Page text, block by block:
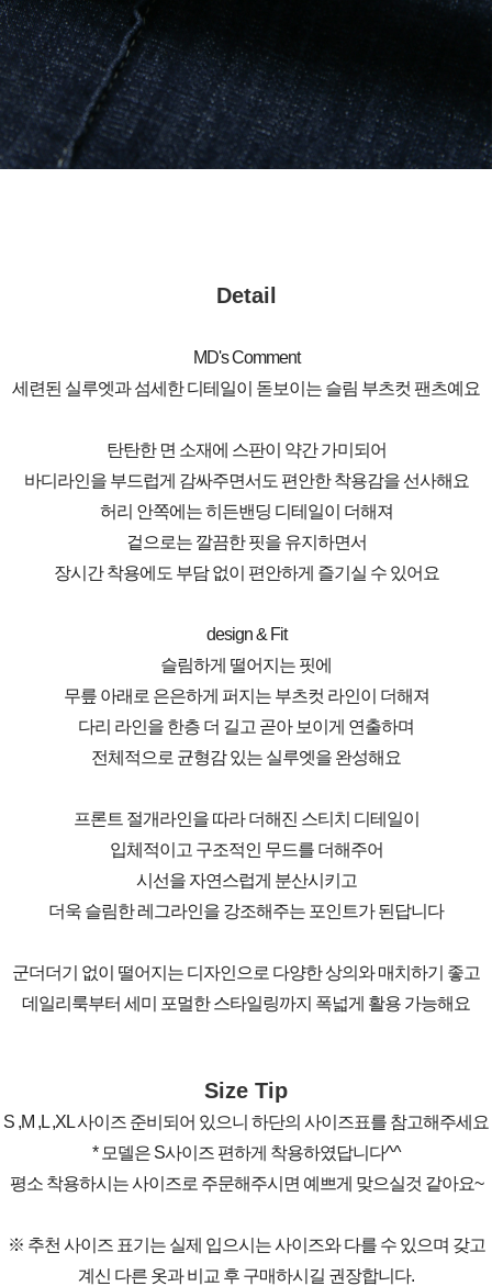
Detail
MD's Comment
세련된 실루엣과 섬세한 디테일이 돋보이는 슬림 부츠컷 팬츠예요
탄탄한 면 소재에 스판이 약간 가미되어
바디라인을 부드럽게 감싸주면서도 편안한 착용감을 선사해요
허리 안쪽에는 히든밴딩 디테일이 더해져
겉으로는 깔끔한 핏을 유지하면서
장시간 착용에도 부담 없이 편안하게 즐기실 수 있어요
design & Fit
슬림하게 떨어지는 핏에
무릎 아래로 은은하게 퍼지는 부츠컷 라인이 더해져
다리 라인을 한층 더 길고 곧아 보이게 연출하며
전체적으로 균형감 있는 실루엣을 완성해요
프론트 절개라인을 따라 더해진 스티치 디테일이
입체적이고 구조적인 무드를 더해주어
시선을 자연스럽게 분산시키고
더욱 슬림한 레그라인을 강조해주는 포인트가 된답니다
군더더기 없이 떨어지는 디자인으로 다양한 상의와 매치하기 좋고
데일리룩부터 세미 포멀한 스타일링까지 폭넓게 활용 가능해요
Size Tip
S ,M ,L ,XL 사이즈 준비되어 있으니 하단의 사이즈표를 참고해주세요
* 모델은 S사이즈 편하게 착용하였답니다^^
평소 착용하시는 사이즈로 주문해주시면 예쁘게 맞으실것 같아요~
※ 추천 사이즈 표기는 실제 입으시는 사이즈와 다를 수 있으며 갖고
계신 다른 옷과 비교 후 구매하시길 권장합니다.